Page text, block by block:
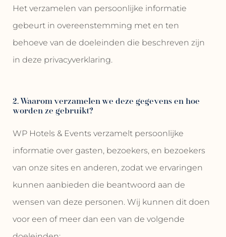
Het verzamelen van persoonlijke informatie
gebeurt in overeenstemming met en ten
behoeve van de doeleinden die beschreven zijn
in deze privacyverklaring.
2. Waarom verzamelen we deze gegevens en hoe
worden ze gebruikt?
WP Hotels & Events verzamelt persoonlijke
informatie over gasten, bezoekers, en bezoekers
van onze sites en anderen, zodat we ervaringen
kunnen aanbieden die beantwoord aan de
wensen van deze personen. Wij kunnen dit doen
voor een of meer dan een van de volgende